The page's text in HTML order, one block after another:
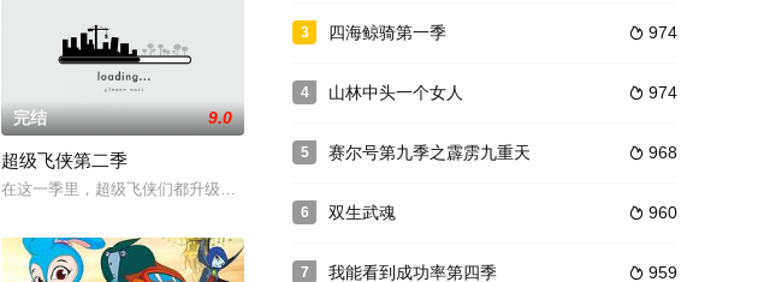
解读，更容
了黑漆漆的森林，更更倒霉的是，她的男主怎么
的夜晚没有守住百年封印，引来了巨大的祸患，期间遇到了叫念云的姑娘且被其认做
完结 9.0
超级飞侠第二季
在这一季里，超级飞侠们都升级成为了愿望守护者 。在新的一季中，超级飞侠们将摇身一变成为勇敢的愿望守
3  974
四海鲸骑第一季
4  974
山林中头一个女人
5  968
赛尔号第九季之霹雳九重天
6  960
双生武魂
7  959
我能看到成功率第四季